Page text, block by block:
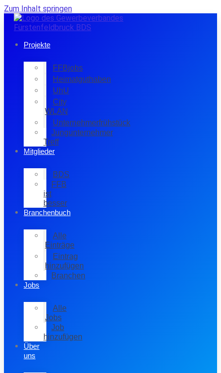
Zum Inhalt springen
Projekte
FFBjobs
Heimatguthaben
UhU
City
WLAN
Unternehmerfrühstück
Jungunternehmer
Treff
Mitglieder
BDS
FFB
ist
besser
Branchenbuch
Alle
Einträge
Eintrag
hinzufügen
Branchen
Jobs
Alle
Jobs
Job
hinzufügen
Über
uns